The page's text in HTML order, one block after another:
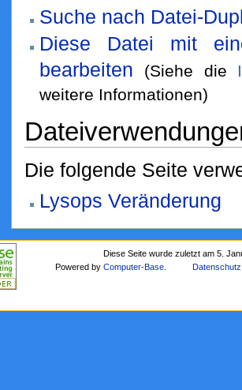
Suche nach Datei-
Diese Datei mit
bearbeiten
(Siehe die
weitere Informationen)
Die folgende Seite
Lysops Veränderung
Diese Seite wurde zuletzt am 5.
Powered byComputer-Base Datenschutz